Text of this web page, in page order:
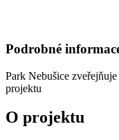
Podrobné
Park Nebušice
projektu
O projektu